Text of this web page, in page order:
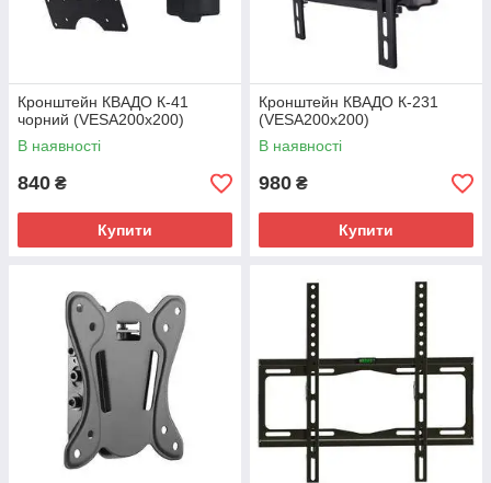
Кронштейн КВАДО К-41
чорний (VESA200х200)
В наявності
840 ₴
Купити
Кронштейн КВАДО К-231
(VESA200х200)
В наявності
980 ₴
Купити